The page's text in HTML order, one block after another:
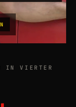
IN VIERTER